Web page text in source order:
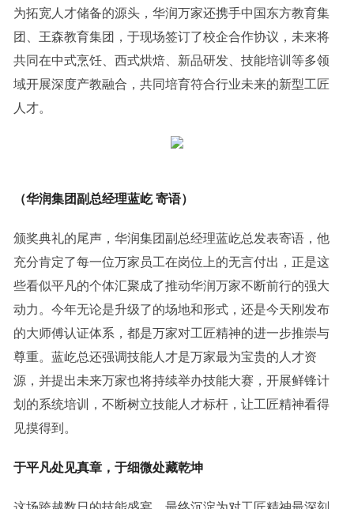
为拓宽人才储备的源头，华润万家还携手中国东方教育集
团、王森教育集团，于现场签订了校企合作协议，未来将
共同在中式烹饪、西式烘焙、新品研发、技能培训等多领
域开展深度产教融合，共同培育符合行业未来的新型工匠
人才。
（华润集团副总经理蓝屹 寄语）
颁奖典礼的尾声，华润集团副总经理蓝屹总发表寄语，他
充分肯定了每一位万家员工在岗位上的无言付出，正是这
些看似平凡的个体汇聚成了推动华润万家不断前行的强大
动力。今年无论是升级了的场地和形式，还是今天刚发布
的大师傅认证体系，都是万家对工匠精神的进一步推崇与
尊重。蓝屹总还强调技能人才是万家最为宝贵的人才资
源，并提出未来万家也将持续举办技能大赛，开展鲜锋计
划的系统培训，不断树立技能人才标杆，让工匠精神看得
见摸得到。
于平凡处见真章，于细微处藏乾坤